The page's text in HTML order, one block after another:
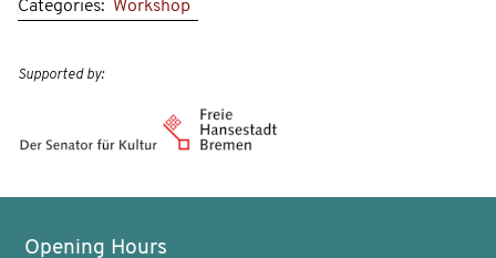
Categories: Workshop
Supported by:
Opening Hours